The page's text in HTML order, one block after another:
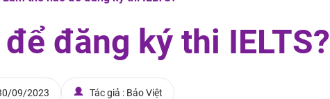
đăng ký thi IELTS?
09/2023 Tác giả : Bảo Việt